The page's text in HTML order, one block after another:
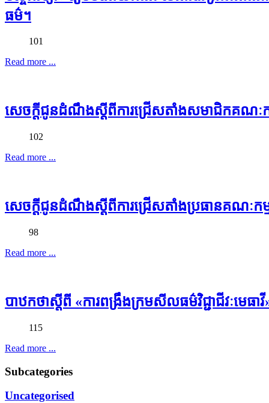
ធម៌។
101
Read more ...
សេចក្ដីជូនដំណឹងស្ដីពីការជ្រើសតាំងសមាជិកគណៈកម្
102
Read more ...
សេចក្ដីជូនដំណឹងស្ដីពីការជ្រើសតាំងប្រធានគណៈកម្ម
98
Read more ...
បាឋកថាស្ដីពី «ការពង្រឹងក្រមសីលធម៌វិជ្ជាជីវៈមេធាវី
115
Read more ...
Subcategories
Uncategorised